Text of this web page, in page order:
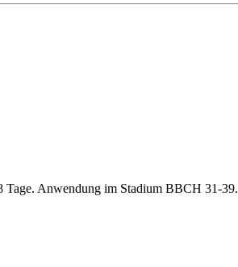
Anwendung im Stadium BBCH 31-39.